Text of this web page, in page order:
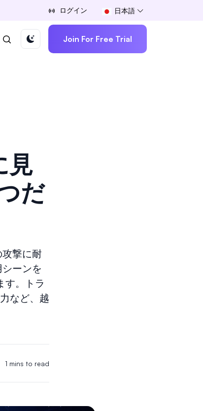
ログイン 日本語
Join For Free Trial
見
だ
撃に耐
ーンを
す。トラ
など、越
1 mins to read